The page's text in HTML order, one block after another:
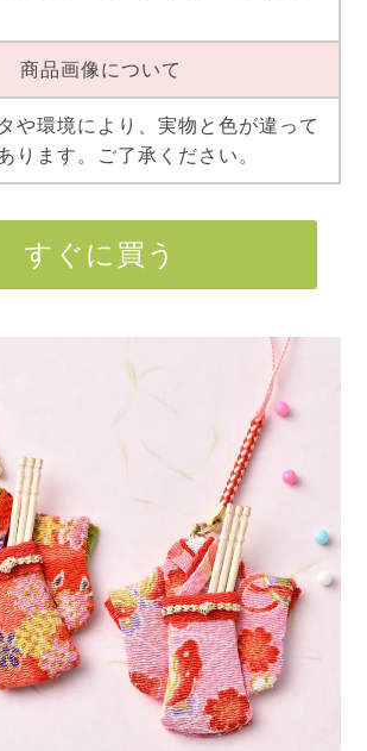
商品画像について
や環境により、実物と色が違って
ります。ご了承ください。
すぐに買う